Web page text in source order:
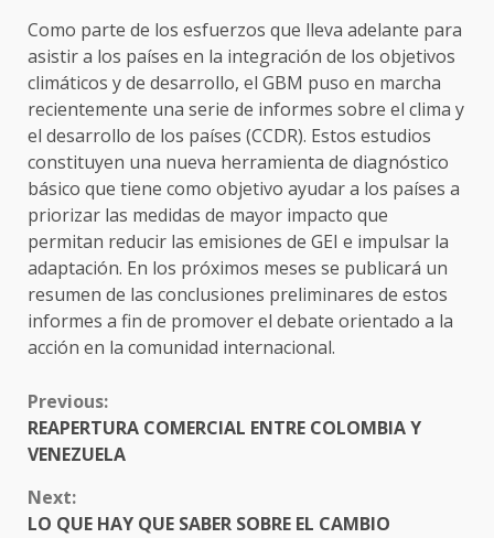
Como parte de los esfuerzos que lleva adelante para
asistir a los países en la integración de los objetivos
climáticos y de desarrollo, el GBM puso en marcha
recientemente una serie de informes sobre el clima y
el desarrollo de los países (CCDR). Estos estudios
constituyen una nueva herramienta de diagnóstico
básico que tiene como objetivo ayudar a los países a
priorizar las medidas de mayor impacto que
permitan reducir las emisiones de GEI e impulsar la
adaptación. En los próximos meses se publicará un
resumen de las conclusiones preliminares de estos
informes a fin de promover el debate orientado a la
acción en la comunidad internacional.
CONTINUE
READING
Previous:
REAPERTURA COMERCIAL ENTRE COLOMBIA Y
VENEZUELA
Next:
LO QUE HAY QUE SABER SOBRE EL CAMBIO